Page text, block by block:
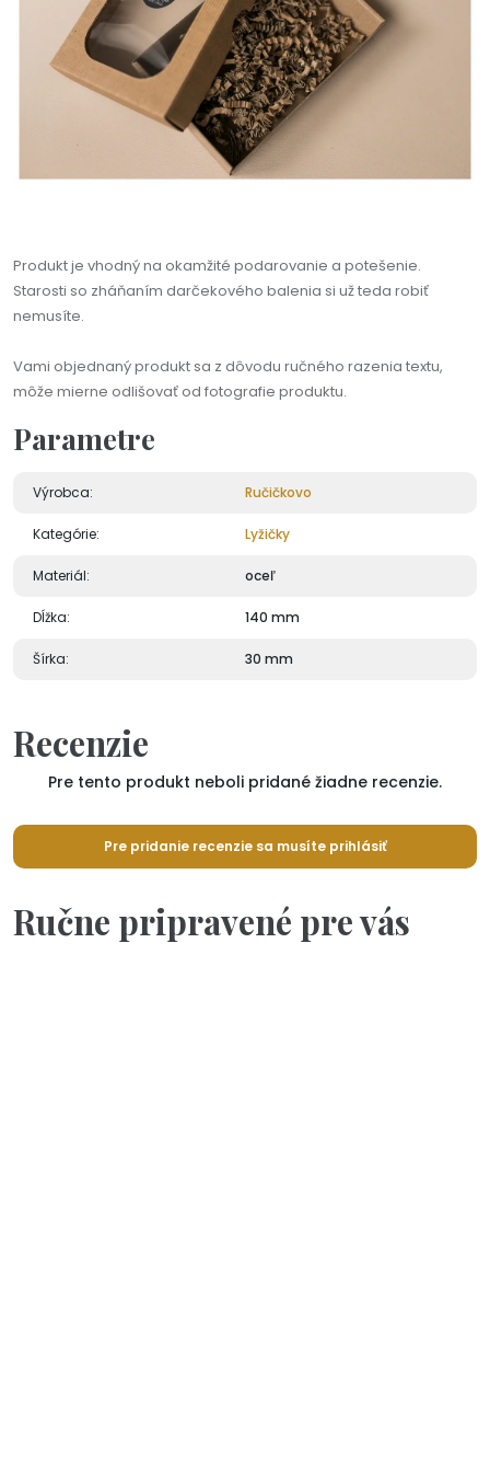
Produkt je vhodný na okamžité podarovanie a potešenie.
Starosti so zháňaním darčekového balenia si už teda robiť
nemusíte.
Vami objednaný produkt sa z dôvodu ručného razenia textu,
môže mierne odlišovať od fotografie produktu.
Parametre
Výrobca: Ručičkovo
Kategórie: Lyžičky
Materiál: oceľ
Dĺžka: 140 mm
Šírka: 30 mm
Recenzie
Pre tento produkt neboli pridané žiadne recenzie.
Pre pridanie recenzie sa musíte prihlásiť
Ručne pripravené pre vás